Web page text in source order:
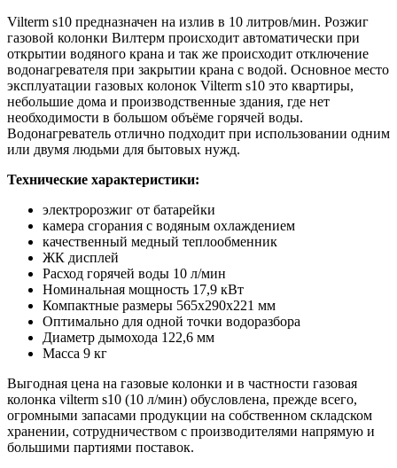
Vilterm s10 предназначен на излив в 10 литров/мин. Розжиг
газовой колонки Вилтерм происходит автоматически при
открытии водяного крана и так же происходит отключение
водонагревателя при закрытии крана с водой. Основное место
эксплуатации газовых колонок Vilterm s10 это квартиры,
небольшие дома и производственные здания, где нет
необходимости в большом объёме горячей воды.
Водонагреватель отлично подходит при использовании одним
или двумя людьми для бытовых нужд.
Технические характеристики:
электророзжиг от батарейки
камера сгорания с водяным охлаждением
качественный медный теплообменник
ЖК дисплей
Расход горячей воды 10 л/мин
Номинальная мощность 17,9 кВт
Компактные размеры 565х290х221 мм
Оптимально для одной точки водоразбора
Диаметр дымохода 122,6 мм
Масса 9 кг
Выгодная цена на газовые колонки и в частности газовая
колонка vilterm s10 (10 л/мин) обусловлена, прежде всего,
огромными запасами продукции на собственном складском
хранении, сотрудничеством с производителями напрямую и
большими партиями поставок.